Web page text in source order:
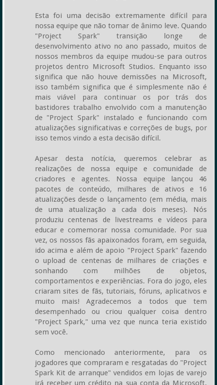
Esta foi uma decisão extremamente difícil para
nossa equipe que não tomar de ânimo leve. Quando
"Project Spark" transição longe de
desenvolvimento ativo no ano passado, muitos de
nossos membros da equipe mudou-se para outros
projetos dentro Microsoft Studios. Enquanto isso
significa que não houve demissões na Microsoft,
isso também significa que é simplesmente não é
mais viável para continuar os por trás dos
bastidores trabalho envolvido com a manutenção
de "Project Spark" instalado e funcionando com
atualizações significativas e correções de bugs, por
isso temos vindo a esta decisão difícil.
Apesar desta notícia, queremos celebrar as
realizações de nossa equipe e comunidade de
criadores e agentes. Nossa equipe lançou 46
pacotes de conteúdo, milhares de ativos e 16
atualizações desde o lançamento (em média, mais
de uma atualização a cada dois meses). Nós
produziu centenas de livestreams e vídeos para
educar e comemorar nossa comunidade. Por sua
vez, os nossos fãs apaixonados foram, em seguida,
ido acima e além de apoio "Project Spark" fazendo
o upload de centenas de milhares de criações e
sonhando com milhões de objetos,
comportamentos e experiências. Fora do jogo, eles
criaram sites de fãs, tutoriais, fóruns, aplicativos e
muito mais! Agradecemos a todos que tem
desempenhado ou criou qualquer coisa dentro
"Project Spark," uma vez que nunca teria existido
sem você.
Como mencionado anteriormente, para os
jogadores que compraram e resgatadas do "Project
Spark Kit de arranque" vendidos em lojas de varejo
irá receber um crédito na sua conta da Microsoft.